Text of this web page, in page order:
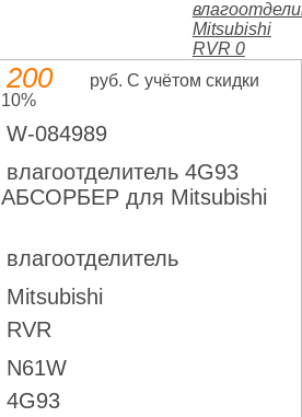
200
руб. С учётом скидки
10%
W-084989
влагоотделитель 4G93
АБСОРБЕР для Mitsubishi
влагоотделитель
Mitsubishi
RVR
N61W
4G93